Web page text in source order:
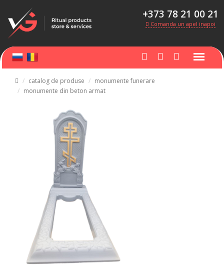
+373 78 21 00 21
Comanda un apel inapoi
catalog de produse
monumente funerare
monumente din beton armat